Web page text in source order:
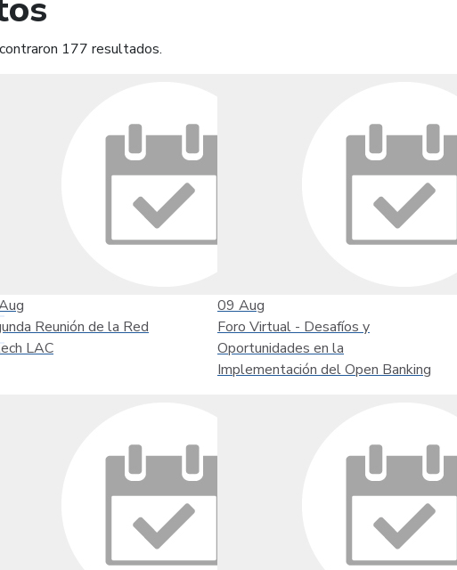
177 resultados.
Reunión de la Red
LAC
09 Aug
Foro Virtual - Desafíos y
Oportunidades en la
Implementación del Open Banking